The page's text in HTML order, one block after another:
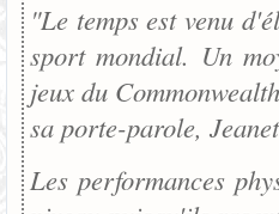
"Le temps est venu
sport mondial. Un
jeux du
sa porte-parole,
Les performances